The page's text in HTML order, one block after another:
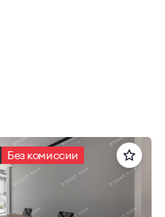
Без комиссии